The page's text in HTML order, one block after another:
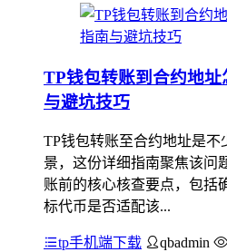
TP钱包转账到合约地
与避坑技巧
TP钱包转账至合约地址是不
景，这份详细指南聚焦该问
账前的核心核查要点，包括
标代币是否适配该...
tp手机端下载 qbadmin